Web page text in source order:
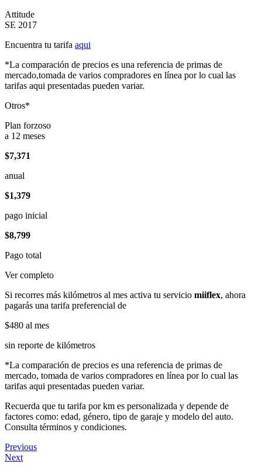
Attitude
SE 2017
Encuentra tu tarifa aqui
*La comparación de precios es una referencia de primas de
mercado,tomada de varios compradores en línea por lo cual las
tarifas aqui presentadas pueden variar.
Otros*
Plan forzoso
a 12 meses
$7,371
anual
$1,379
pago inicial
$8,799
Pago total
Ver completo
Si recorres más kilómetros al mes activa tu servicio miiflex, ahora
pagarás una tarifa preferencial de
$480 al mes
sin reporte de kilómetros
*La comparación de precios es una referencia de primas de
mercado, tomada de varios compradores en línea por lo cual las
tarifas aqui presentadas pueden variar.
Recuerda que tu tarifa por km es personalizada y depende de
factores como: edad, género, tipo de garaje y modelo del auto.
Consulta términos y condiciones.
Previous
Next